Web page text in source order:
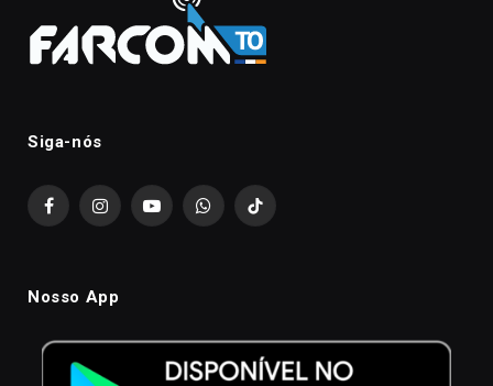
Siga-nós
FacebookInstagramYouTubeWhatsAppTikTok
Nosso App